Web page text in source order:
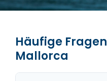
Häufige
Mallorca